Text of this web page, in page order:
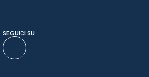
SEGUICI SU